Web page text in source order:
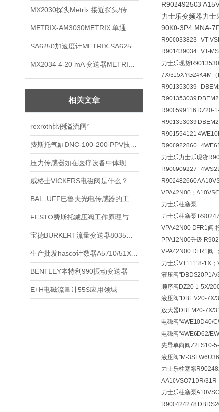
相关文章
rexroth比例溢流阀*
威格士VICKERS电磁阀是什么？
BENTLEY本特利990振动变送器
E+H电磁流量计55S应用领域
R902492503
力士乐变频器力
90K0-3P4 MNA-
R900033823 VT-
R901439034 VT-
力士乐现货
7X/315XYG24K4M
R901353039
R901353039
R900599116 DZ20-
R901353039
R901554121
R900922866
力士乐力士乐现货
R900909227
R902482660
VPA42N00；
力士乐柱塞泵
力士乐柱塞泵
VPA42N00 DFR1阀
PPA12N00升级
VPA42N00 DFR1阀
力士乐VT11118-1X；
液压阀
顺序阀 DZ20-1-5X/
液压阀"DBEM20-7X/
放大器DBEM20-7X/
电磁阀"4WE10D40/
电磁阀"4WE6D62/
先导单向阀Z2FS10-
液压阀"M-
力士乐柱塞泵
AA10VSO71DR/
力士乐柱塞泵
R900424278